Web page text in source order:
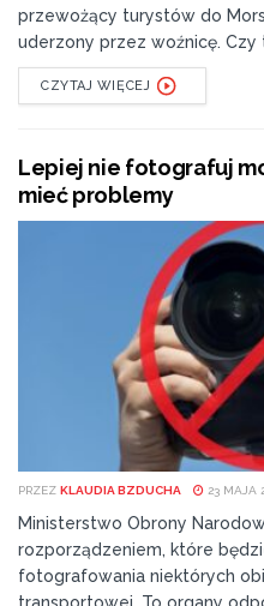
przewożący turystów do
uderzony przez woźnicę. Czy
CZYTAJ WIĘCEJ
Lepiej nie fotografuj
mieć problemy
PRZEZ KLAUDIA BZDUCHA 23 MAJA
Ministerstwo Obrony
rozporządzeniem, które
fotografowania niektórych